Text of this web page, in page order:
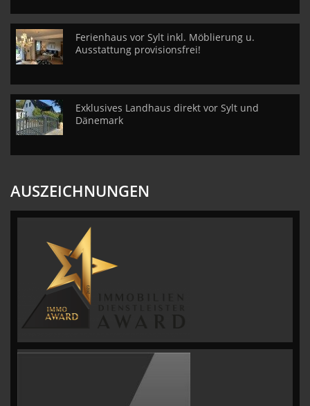
Ferienhaus vor Sylt inkl. Möblierung u.
Ausstattung provisionsfrei!
Exklusives Landhaus direkt vor Sylt und
Dänemark
AUSZEICHNUNGEN